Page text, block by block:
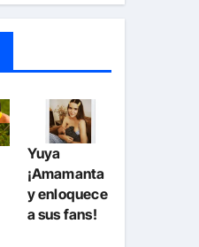
Yuya
¡Amamanta
y enloquece
a sus fans!